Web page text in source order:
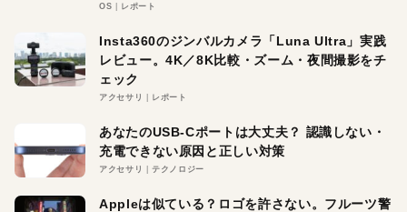
OS レポート
Insta360のジンバルカメラ「Luna Ultra」実践
レビュー。4K／8K比較・ズーム・夜間撮影をチ
ェック
アクセサリ レポート
あなたのUSB-Cポートは大丈夫？ 認識しない・
充電できない原因と正しい対策
アクセサリ テクノロジー
Appleは似ている？ロゴを許さない。フルーツ警